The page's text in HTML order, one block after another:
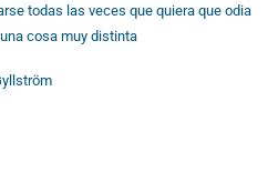
todas las veces que quiera que odia
cosa muy distinta